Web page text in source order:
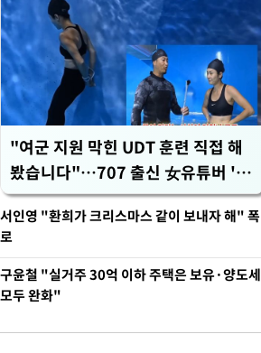
"여군 지원 막힌 UDT 훈련 직접 해
봤습니다"…707 출신 女유튜버 '완
벽 소화'
서인영 "환희가 크리스마스 같이 보내자 해" 폭
로
구윤철 "실거주 30억 이하 주택은 보유·양도세
모두 완화"